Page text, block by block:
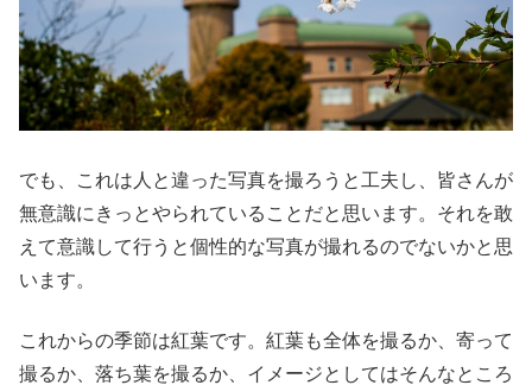
でも、これは人と違った写真を撮ろうと工夫し、皆さんが
無意識にきっとやられていることだと思います。それを敢
えて意識して行うと個性的な写真が撮れるのでないかと思
います。
これからの季節は紅葉です。紅葉も全体を撮るか、寄って
撮るか、落ち葉を撮るか、イメージとしてはそんなところ